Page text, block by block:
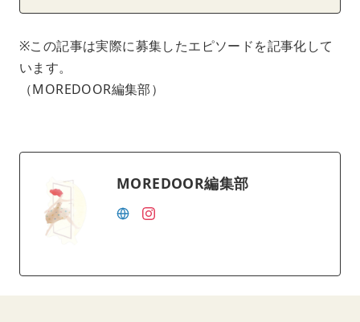
※この記事は実際に募集したエピソードを記事化して
います。
（MOREDOOR編集部）
MOREDOOR編集部